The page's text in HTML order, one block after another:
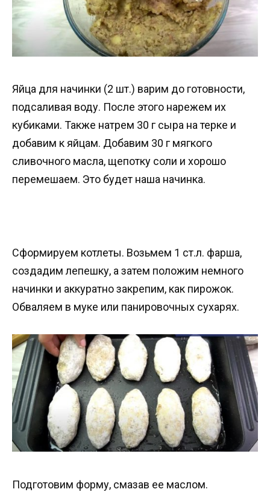
Яйца для начинки (2 шт.) варим до готовности,
подсаливая воду. После этого нарежем их
кубиками. Также натрем 30 г сыра на терке и
добавим к яйцам. Добавим 30 г мягкого
сливочного масла, щепотку соли и хорошо
перемешаем. Это будет наша начинка.
Сформируем котлеты. Возьмем 1 ст.л. фарша,
создадим лепешку, а затем положим немного
начинки и аккуратно закрепим, как пирожок.
Обваляем в муке или панировочных сухарях.
Подготовим форму, смазав ее маслом.